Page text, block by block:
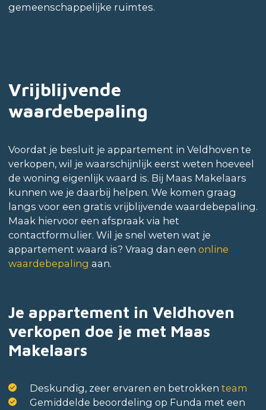
gemeenschappelijke ruimtes.
Vrijblijvende
waardebepaling
Voordat je besluit je appartement in Veldhoven te
verkopen, wil je waarschijnlijk eerst weten hoeveel
de woning eigenlijk waard is. Bij Maas Makelaars
kunnen we je daarbij helpen. We komen graag
langs voor een gratis vrijblijvende waardebepaling.
Maak hiervoor een afspraak via het
contactformulier. Wil je snel weten wat je
appartement waard is? Vraag dan een online
waardebepaling aan.
Je appartement in Veldhoven
verkopen doe je met Maas
Makelaars
Deskundig, zeer ervaren en betrokken team
Gemiddelde beoordeling op Funda met een